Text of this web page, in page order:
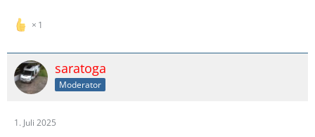
1
saratoga
Moderator
1. Juli 2025